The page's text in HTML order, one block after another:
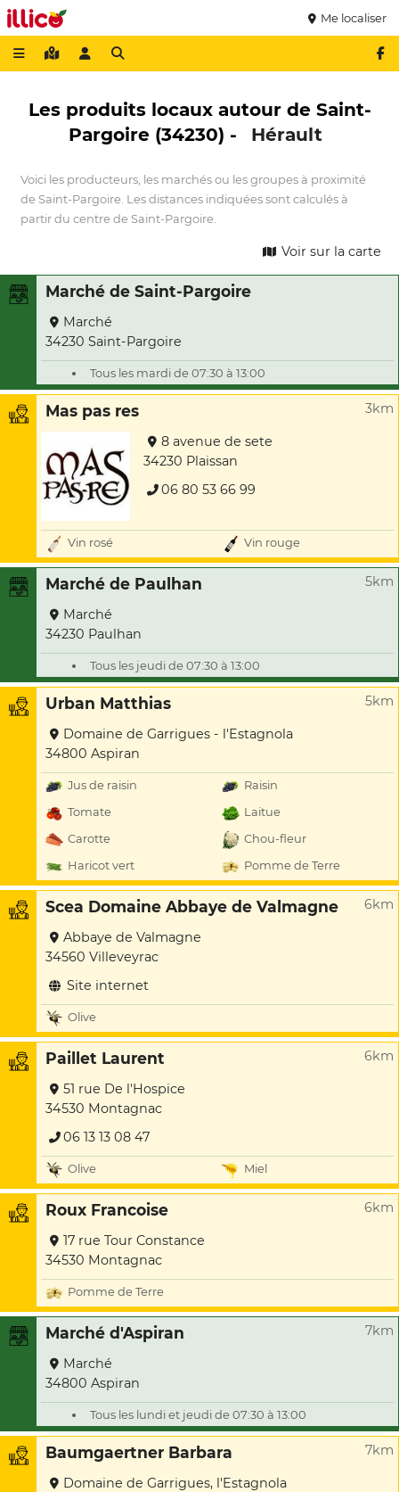
Me localiser
Les produits locaux autour de Saint-
Pargoire (34230) -
Hérault
Voici les producteurs, les marchés ou les groupes à proximité
de Saint-Pargoire. Les distances indiquées sont calculés à
partir du centre de Saint-Pargoire.
Voir sur la carte
Marché de Saint-Pargoire
Marché
34230 Saint-Pargoire
Tous les mardi de 07:30 à 13:00
Mas pas res 3km
8 avenue de sete
34230 Plaissan
06 80 53 66 99
Vin rosé Vin rouge
Marché de Paulhan 5km
Marché
34230 Paulhan
Tous les jeudi de 07:30 à 13:00
Urban Matthias 5km
Domaine de Garrigues - l'Estagnola
34800 Aspiran
Jus de raisin
Raisin
Tomate
Laitue
Carotte
Chou-fleur
Haricot vert
Pomme de Terre
Scea Domaine Abbaye de Valmagne 6km
Abbaye de Valmagne
34560 Villeveyrac
Site internet
Olive
Paillet Laurent 6km
51 rue De l'Hospice
34530 Montagnac
06 13 13 08 47
Olive Miel
Roux Francoise 6km
17 rue Tour Constance
34530 Montagnac
Pomme de Terre
Marché d'Aspiran 7km
Marché
34800 Aspiran
Tous les lundi et jeudi de 07:30 à 13:00
Baumgaertner Barbara 7km
Domaine de Garrigues, l'Estagnola